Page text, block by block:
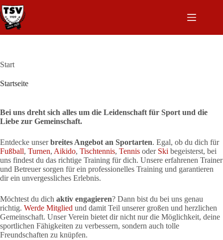
Zum
Inhalt
springen
Start
Startseite
Bei uns dreht sich alles um die Leidenschaft für Sport und die
Liebe zur Gemeinschaft.
Entdecke unserbreites Angebot an Sportarten. Egal, ob du dich für
Fußball, Turnen, Aikido, Tischtennis, Tennis oder Ski begeisterst, bei
uns findest du das richtige Training für dich. Unsere erfahrenen Trainer
und Betreuer sorgen für ein professionelles Training und garantieren
dir ein unvergessliches Erlebnis.
Möchtest du dich aktiv engagieren? Dann bist du bei uns genau
richtig. Werde Mitglied und damit Teil unserer großen und herzlichen
Gemeinschaft. Unser Verein bietet dir nicht nur die Möglichkeit, deine
sportlichen Fähigkeiten zu verbessern, sondern auch tolle
Freundschaften zu knüpfen.